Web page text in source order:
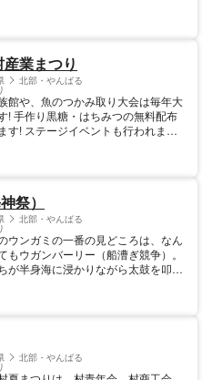
産業まつり
北部・やんばる
館や、魚のつかみ取り大会は毎年大
! 手作り黒糖・はちみつの無料配布
す! ステージイベントも行われま
祭）
北部・やんばる
ウンガミの一番の見どころは、なん
もウガンバーリー（船漕ぎ競争）。
が半身海に浸かりながら太鼓を叩い
染防止の為、関係者のみでの開催と
た。一般の方の参加はご遠慮くださ
北部・やんばる